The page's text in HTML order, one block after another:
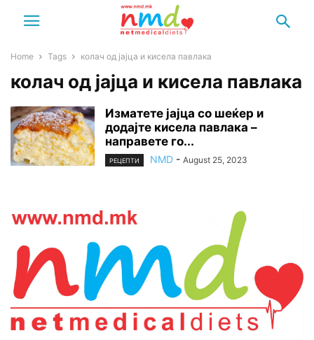
Home Tags колач од јајца и кисела павлака
колач од јајца и кисела павлака
Изматете јајца со шеќер и
додајте кисела павлака –
направете го...
РЕЦЕПТИ NMD - August 25, 2023